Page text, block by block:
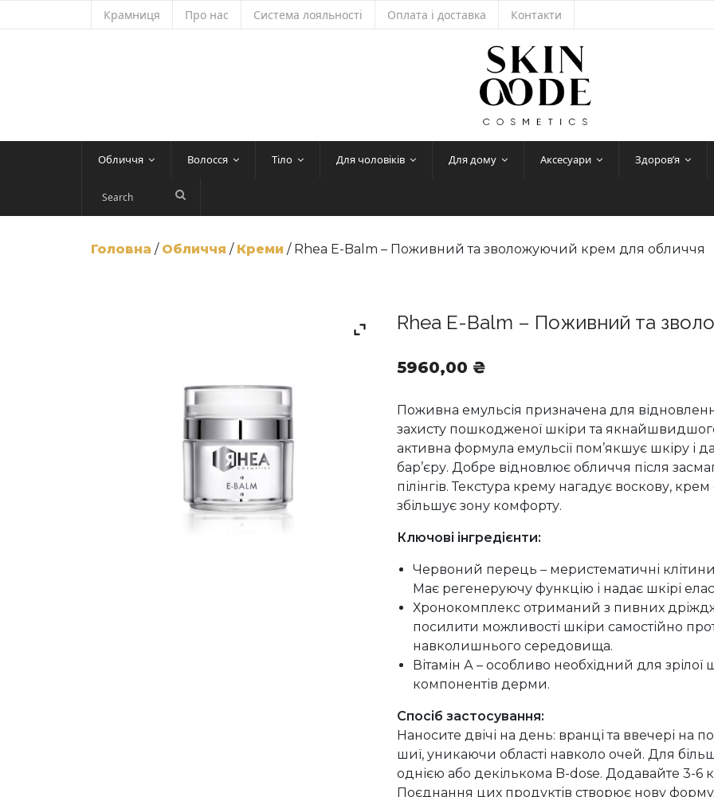
Крамниця Про нас Система лояльності Оплата і доставка Контакти
Обличчя Волосся Тіло Для чоловіків Для дому Аксесуари Здоров’я
Головна / Обличчя / Креми / Rhea E-Balm – Поживний та зволожуючий крем для обличчя
Rhea E-Balm – Поживний та
5960,00 ₴
Поживна емульсія призначена для
захисту пошкодженої шкіри та якнайшвидшого
активна формула емульсії пом’якшує шкіру і
бар’єру. Добре відновлює обличчя після
пілінгів. Текстура крему нагадує воскову,
збільшує зону комфорту.
Ключові інгредієнти:
Червоний перець – меристематичні
Має регенеруючу функцію і надає шкірі
Хронокомплекс отриманий з пивних
посилити можливості шкіри самостійно
навколишнього середовища.
Вітамін А – особливо необхідний для
компонентів дерми.
Спосіб застосування:
Наносите двічі на день: вранці та ввечері
шиї, уникаючи області навколо очей. Для
однією або декількома B-dose. Додавайте 3-6
Поєднання цих продуктів створює нову